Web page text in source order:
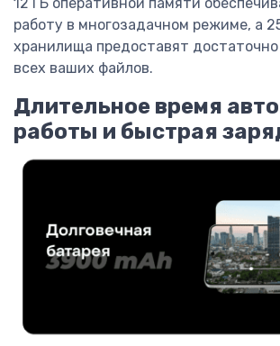
работу в многозадачном режиме, а
хранилища предоставят
всех ваших файлов.
Длительное время
работы и быстрая